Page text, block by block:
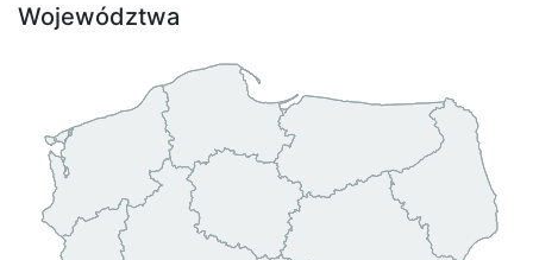
Województwa